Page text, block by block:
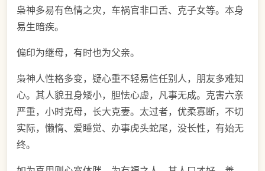
枭神多易有色情之灾，车祸官非口舌、克子女等。本身
易生暗疾。
偏印为继母，有时也为父亲。
枭神人性格多变，疑心重不轻易信任别人，朋友多难知
心。其人貌丑身矮小，胆怯心虚，凡事无成。克害六亲
严重，小时克母，长大克妻。太过者，优柔寡断，不切
实际，懒惰、爱睡觉、办事虎头蛇尾，没长性，有始无
终。